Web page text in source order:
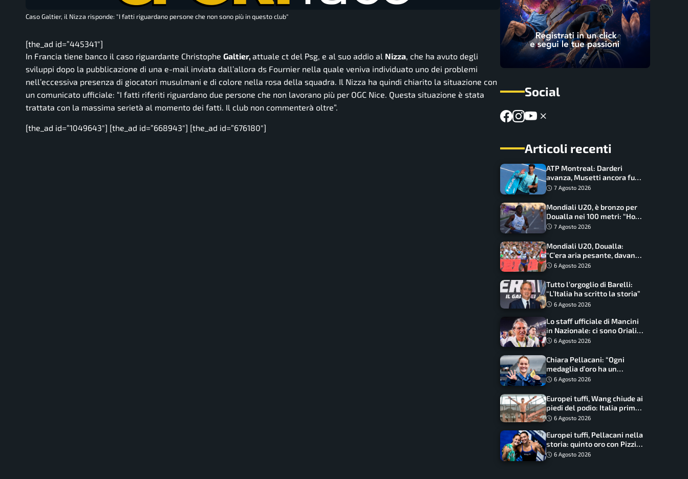
Caso Galtier, il Nizza risponde: "I fatti riguardano persone che non sono più in questo club"
[the_ad id=”445341″]
In Francia tiene banco il caso riguardante Christophe Galtier, attuale ct del Psg, e al suo addio al Nizza, che ha avuto degli
sviluppi dopo la pubblicazione di una e-mail inviata dall’allora ds Fournier nella quale veniva individuato uno dei problemi
nell’eccessiva presenza di giocatori musulmani e di colore nella rosa della squadra. Il Nizza ha quindi chiarito la situazione con
un comunicato ufficiale: “I fatti riferiti riguardano due persone che non lavorano più per OGC Nice. Questa situazione è stata
trattata con la massima serietà al momento dei fatti. Il club non commenterà oltre”.
[the_ad id=”1049643″] [the_ad id=”668943″] [the_ad id=”676180″]
Social
Articoli recenti
ATP Montreal: Darderi
avanza, Musetti ancora fuori
con Jodar
7 Agosto 2026
Mondiali U20, è bronzo per
Doualla nei 100 metri: “Ho
scacciato l’ansia”
7 Agosto 2026
Mondiali U20, Doualla:
“C’era aria pesante, davano
le mascherine! Finale? Non
6 Agosto 2026
Tutto l’orgoglio di Barelli:
“L’Italia ha scritto la storia”
6 Agosto 2026
Lo staff ufficiale di Mancini
in Nazionale: ci sono Oriali e
Bonucci, confermato un
6 Agosto 2026
Chiara Pellacani: “Ogni
medaglia d’oro ha un
significato diverso. Ho fatto
6 Agosto 2026
Europei tuffi, Wang chiude ai
piedi del podio: Italia prima
nel medagliere
6 Agosto 2026
Europei tuffi, Pellacani nella
storia: quinto oro con Pizzini
nel sincro da 3 metri
6 Agosto 2026